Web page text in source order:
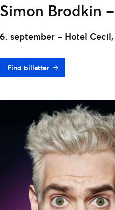
Simon Brodkin –
6. september – Hotel
Find billetter